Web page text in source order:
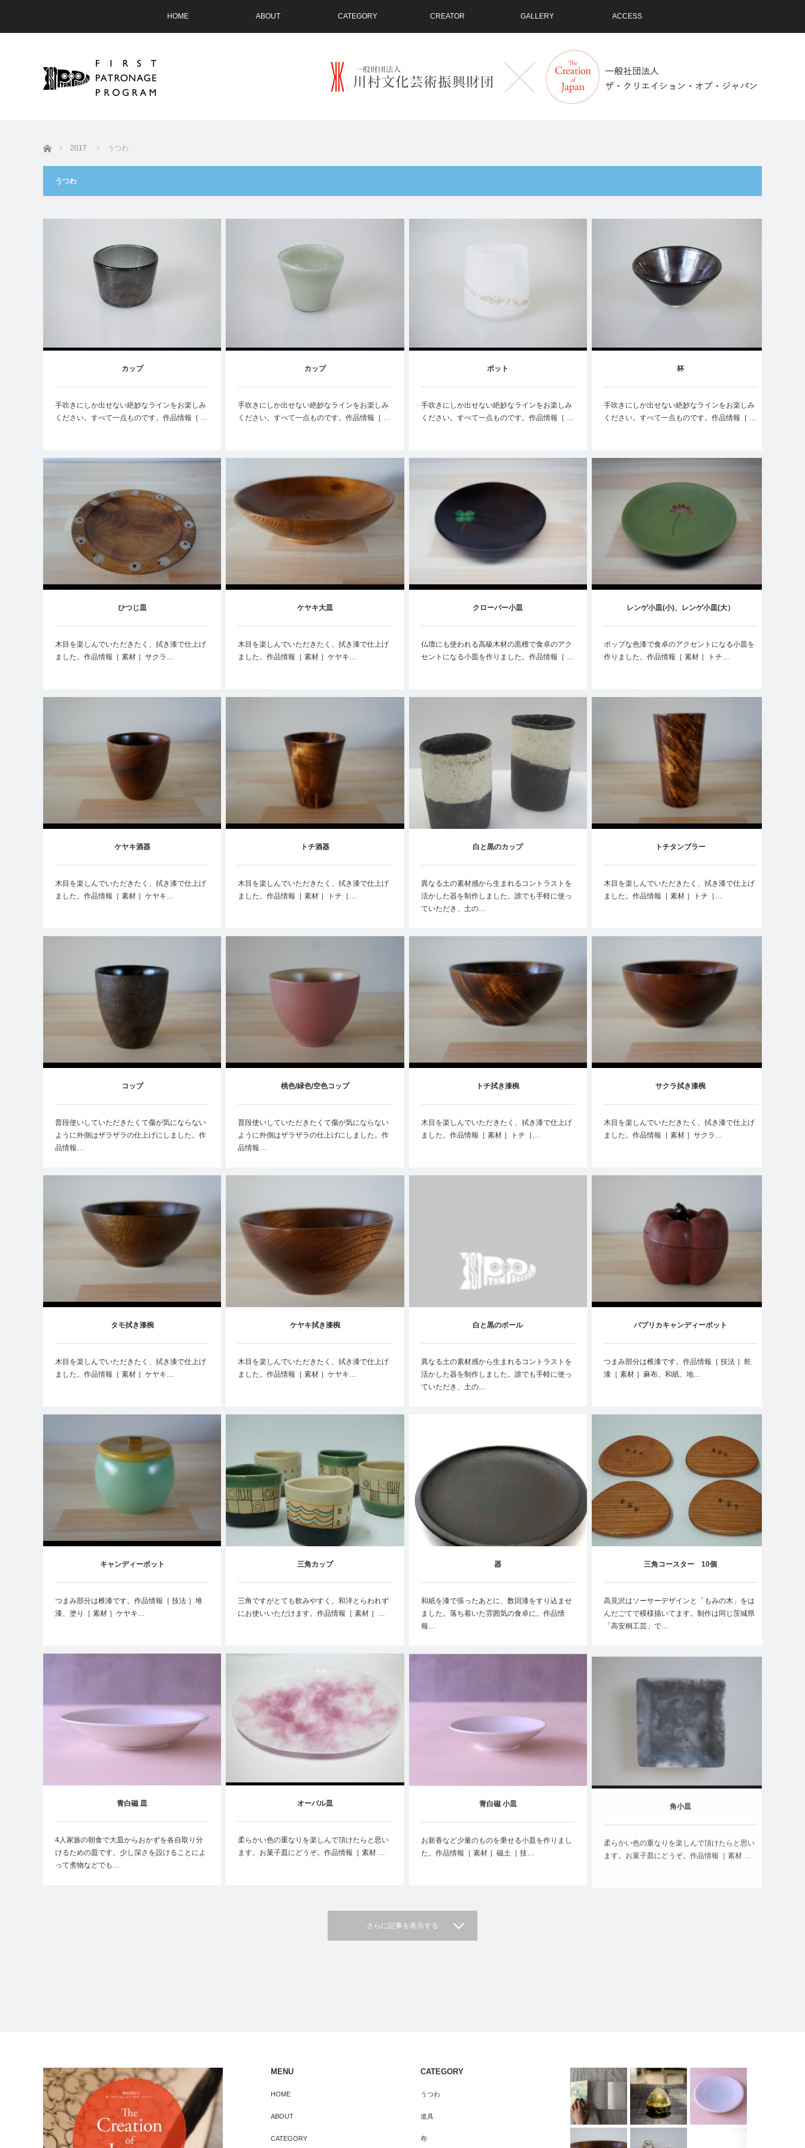
HOME ABOUT CATEGORY CREATOR GALLERY ACCESS
ホーム 2017 うつわ
うつわ
カップ
手吹きにしか出せない絶妙なラインをお楽しみ
ください。すべて一点ものです。作品情報［ …
カップ
手吹きにしか出せない絶妙なラインをお楽しみ
ください。すべて一点ものです。作品情報［ …
ポット
手吹きにしか出せない絶妙なラインをお楽しみ
ください。すべて一点ものです。作品情報［ …
杯
手吹きにしか出せない絶妙なラインをお楽しみ
ください。すべて一点ものです。作品情報［ …
ひつじ皿
木目を楽しんでいただきたく、拭き漆で仕上げ
ました。作品情報［ 素材 ］サクラ…
ケヤキ大皿
木目を楽しんでいただきたく、拭き漆で仕上げ
ました。作品情報［ 素材 ］ケヤキ…
クローバー小皿
仏壇にも使われる高級木材の黒檀で食卓のアク
セントになる小皿を作りました。作品情報［ …
レンゲ小皿(小)、レンゲ小皿(大）
ポップな色漆で食卓のアクセントになる小皿を
作りました。作品情報［ 素材 ］トチ…
ケヤキ酒器
木目を楽しんでいただきたく、拭き漆で仕上げ
ました。作品情報［ 素材 ］ケヤキ…
トチ酒器
木目を楽しんでいただきたく、拭き漆で仕上げ
ました。作品情報［ 素材 ］トチ［…
白と黒のカップ
異なる土の素材感から生まれるコントラストを
活かした器を制作しました。誰でも手軽に使っ
ていただき、土の…
トチタンブラー
木目を楽しんでいただきたく、拭き漆で仕上げ
ました。作品情報［ 素材 ］トチ［…
コップ
普段使いしていただきたくて傷が気にならない
ように外側はザラザラの仕上げにしました。作
品情報…
桃色/緑色/空色コップ
普段使いしていただきたくて傷が気にならない
ように外側はザラザラの仕上げにしました。作
品情報…
トチ拭き漆椀
木目を楽しんでいただきたく、拭き漆で仕上げ
ました。作品情報［ 素材 ］トチ［…
サクラ拭き漆椀
木目を楽しんでいただきたく、拭き漆で仕上げ
ました。作品情報［ 素材 ］サクラ…
タモ拭き漆椀
木目を楽しんでいただきたく、拭き漆で仕上げ
ました。作品情報［ 素材 ］ケヤキ…
ケヤキ拭き漆椀
木目を楽しんでいただきたく、拭き漆で仕上げ
ました。作品情報［ 素材 ］ケヤキ…
白と黒のボール
異なる土の素材感から生まれるコントラストを
活かした器を制作しました。誰でも手軽に使っ
ていただき、土の…
パプリカキャンディーポット
つまみ部分は椎漆です。作品情報［ 技法 ］乾
漆［ 素材 ］麻布、和紙、地…
キャンディーポット
つまみ部分は椎漆です。作品情報［ 技法 ］堆
漆、塗り［ 素材 ］ケヤキ…
三角カップ
三角ですがとても飲みやすく、和洋とらわれず
にお使いいただけます。作品情報［ 素材 ］…
器
和紙を漆で張ったあとに、数回漆をすり込ませ
ました。落ち着いた雰囲気の食卓に。作品情
報…
三角コースター 10個
高見沢はソーサーデザインと「もみの木」をは
んだごてで模様描いてます。制作は同じ茨城県
「高安桐工芸」で…
青白磁 皿
4人家族の朝食で大皿からおかずを各自取り分
けるための皿です。少し深さを設けることによ
って煮物などでも…
オーバル皿
柔らかい色の重なりを楽しんで頂けたらと思い
ます。お菓子皿にどうぞ。作品情報［ 素材 …
青白磁 小皿
お新香など少量のものを乗せる小皿を作りまし
た。作品情報［ 素材 ］磁土［ 技…
角小皿
柔らかい色の重なりを楽しんで頂けたらと思い
ます。お菓子皿にどうぞ。作品情報［ 素材 …
さらに記事を表示する
MENU
HOME
ABOUT
CATEGORY
CATEGORY
うつわ
道具
布